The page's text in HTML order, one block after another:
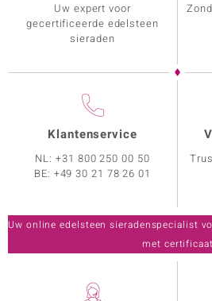
Uw expert voor
gecertificeerde edelsteen
sieraden
Klantenservice
NL:+31 800 250 00 50
BE: +49 30 21 78 26 01
Uw online edelsteen sieradenspecialist
met certificaat